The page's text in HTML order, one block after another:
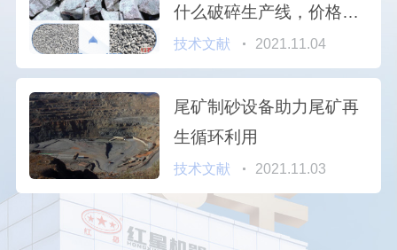
什么破碎生产线，价格多
少？
技术文献 2021.11.04
尾矿制砂设备助力尾矿再
生循环利用
技术文献 2021.11.03